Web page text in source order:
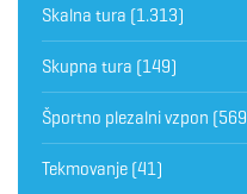
Skalna tura (1.313)
Skupna tura (149)
Športno plezalni vzpon
Tekmovanje (41)